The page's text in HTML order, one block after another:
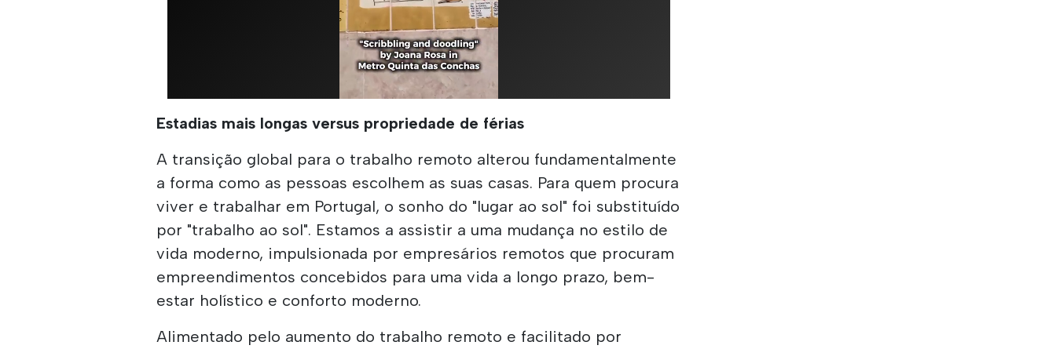
Estadias mais longas versus propriedade de férias
A transição global para o trabalho remoto alterou fundamentalmente
a forma como as pessoas escolhem as suas casas. Para quem procura
viver e trabalhar em Portugal, o sonho do "lugar ao sol" foi substituído
por "trabalho ao sol". Estamos a assistir a uma mudança no estilo de
vida moderno, impulsionada por empresários remotos que procuram
empreendimentos concebidos para uma vida a longo prazo, bem-
estar holístico e conforto moderno.
Alimentado pelo aumento do trabalho remoto e facilitado por